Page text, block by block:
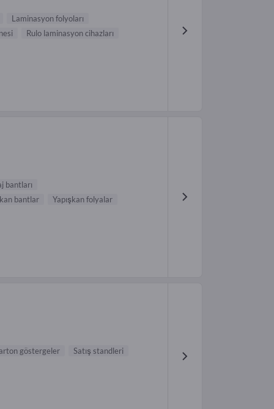
Laminasyon folyoları
Rulo laminasyon cihazları
bantları
bantlar
Yapışkan folyalar
göstergeler Satış standleri